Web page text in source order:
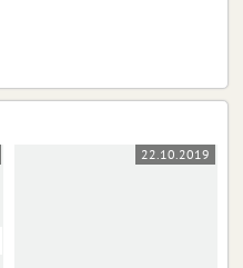
22.10.2019